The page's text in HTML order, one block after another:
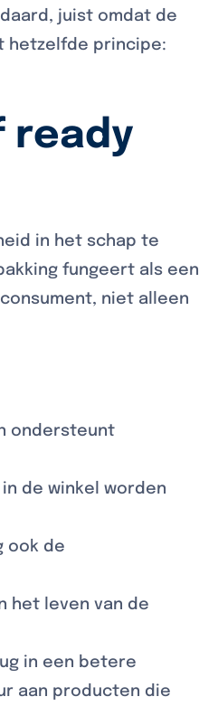
juist omdat de
hetzelfde principe:
ready
in het schap te
fungeert als een
niet alleen
ondersteunt
de winkel worden
ook de
het leven van de
in een betere
aan producten die